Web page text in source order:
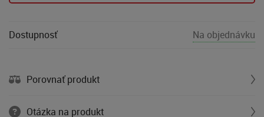
Dostupnosť Na objednávku
Porovnať produkt
Otázka na produkt